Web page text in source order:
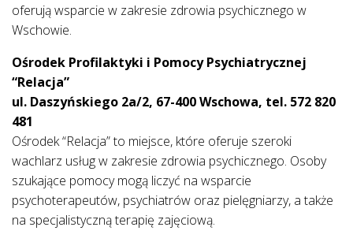
oferują wsparcie w zakresie zdrowia psychicznego w
Wschowie.
Ośrodek Profilaktyki i Pomocy Psychiatrycznej
“Relacja”
ul. Daszyńskiego 2a/2, 67-400 Wschowa, tel. 572 820
481
Ośrodek “Relacja” to miejsce, które oferuje szeroki
wachlarz usług w zakresie zdrowia psychicznego. Osoby
szukające pomocy mogą liczyć na wsparcie
psychoterapeutów, psychiatrów oraz pielęgniarzy, a także
na specjalistyczną terapię zajęciową.